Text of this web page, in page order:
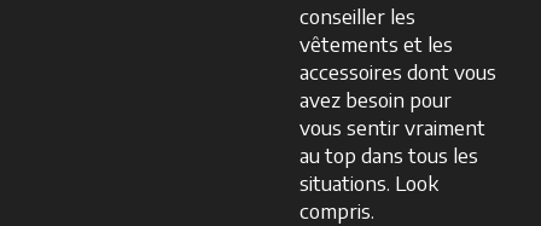
conseiller les
vêtements et les
accessoires dont vous
avez besoin pour
vous sentir vraiment
au top dans tous les
situations. Look
compris.